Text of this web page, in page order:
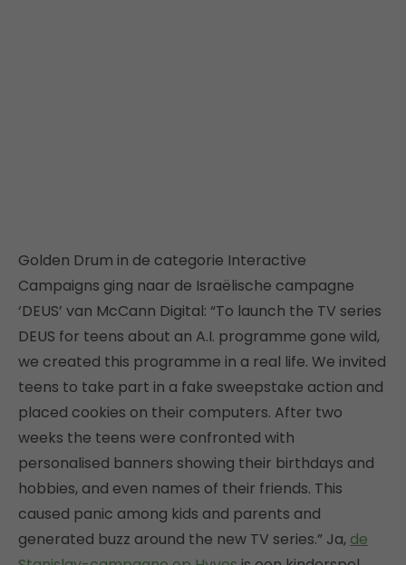
Golden Drum in de categorie Interactive
Campaigns ging naar de Israëlische campagne
‘DEUS’ van McCann Digital: “To launch the TV series
DEUS for teens about an A.I. programme gone wild,
we created this programme in a real life. We invited
teens to take part in a fake sweepstake action and
placed cookies on their computers. After two
weeks the teens were confronted with
personalised banners showing their birthdays and
hobbies, and even names of their friends. This
caused panic among kids and parents and
generated buzz around the new TV series.” Ja, de